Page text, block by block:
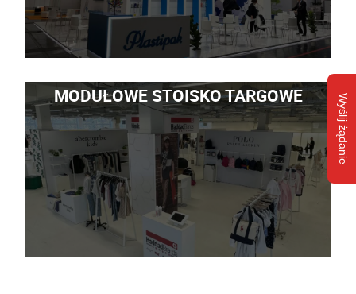
Wyślij żądanie
MODUŁOWE STOISKO TARGOWE